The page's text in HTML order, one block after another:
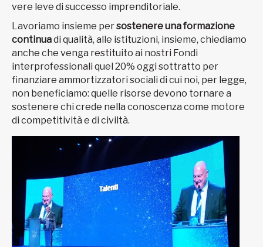
vere leve di successo imprenditoriale.
Lavoriamo insieme persostenere una formazione
continuadi qualità, alle istituzioni, insieme, chiediamo
anche che venga restituito ai nostri Fondi
interprofessionali quel 20% oggi sottratto per
finanziare ammortizzatori sociali di cui noi, per legge,
non beneficiamo: quelle risorse devono tornare a
sostenere chi crede nella conoscenza come motore
di competitività e di civiltà.